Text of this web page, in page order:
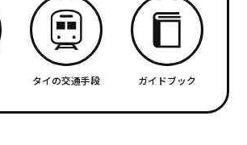
タイの交通手段 ガイドブック